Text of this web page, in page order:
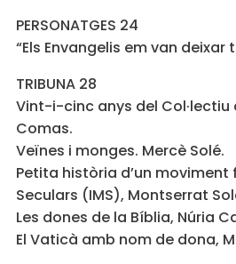
PERSONATGES 24
“Els Envangelis em van
TRIBUNA 28
Vint-i-cinc anys del Col·lectiu
Comas.
Veïnes i monges. Mercè Solé.
Petita història d’un moviment
Seculars (IMS), Montserrat
Les dones de la Bíblia, Núria
El Vaticà amb nom de dona,